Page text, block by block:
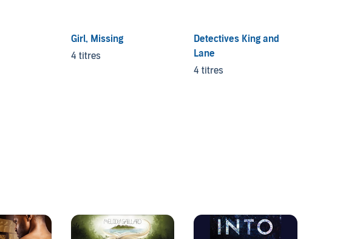
Girl, Missing
4 titres
Detectives King and
Lane
4 titres